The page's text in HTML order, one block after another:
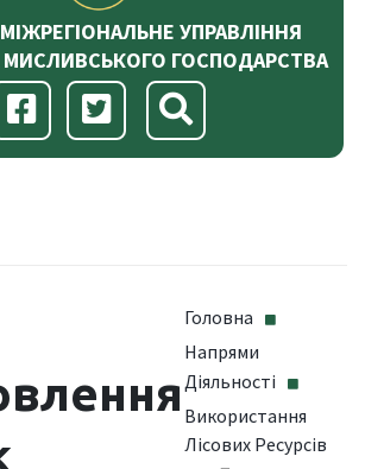
УПРАВЛІННЯ
МИСЛИВСЬКОГО ГОСПОДАРСТВА
Головна
Напрями
Діяльності
Використання
Лісових Ресурсів